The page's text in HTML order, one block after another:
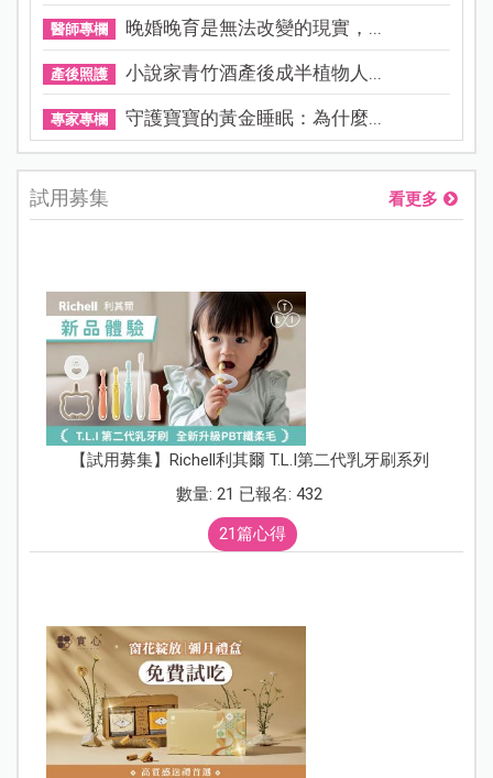
醫師專欄 晚婚晚育是無法改變的現實，...
產後照護 小說家青竹酒產後成半植物人...
專家專欄 守護寶寶的黃金睡眠：為什麼...
試用募集 看更多
【試用募集】Richell利其爾 T.L.I第二代乳牙刷系列
數量: 21 已報名: 432
21篇心得